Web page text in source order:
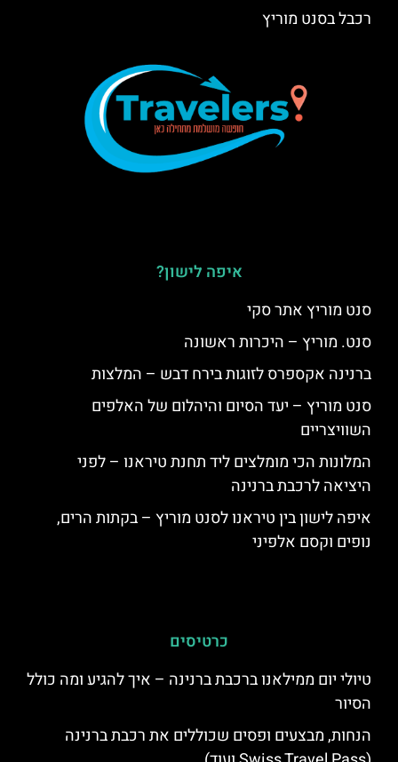
רכבל בסנט מוריץ
איפה לישון?
סנט מוריץ אתר סקי
סנט. מוריץ – היכרות ראשונה
ברנינה אקספרס לזוגות בירח דבש – המלצות
סנט מוריץ – יעד הסיום והיהלום של האלפים
השוויצריים
המלונות הכי מומלצים ליד תחנת טיראנו – לפני
היציאה לרכבת ברנינה
איפה לישון בין טיראנו לסנט מוריץ – בקתות הרים,
נופים וקסם אלפיני
כרטיסים
טיולי יום ממילאנו ברכבת ברנינה – איך להגיע ומה כולל
הסיור
הנחות, מבצעים ופסים שכוללים את רכבת ברנינה